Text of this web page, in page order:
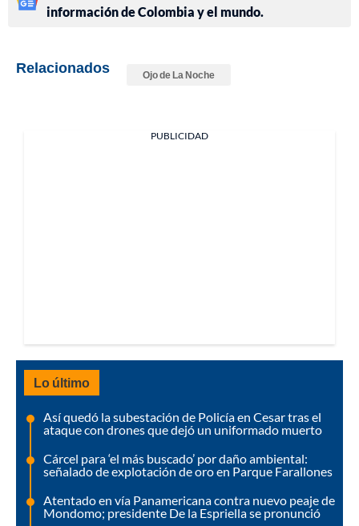
información de Colombia y el mundo.
Relacionados Ojo de La Noche
PUBLICIDAD
Lo último
Así quedó la subestación de Policía en Cesar tras el
ataque con drones que dejó un uniformado muerto
Cárcel para ‘el más buscado’ por daño ambiental:
señalado de explotación de oro en Parque Farallones
Atentado en vía Panamericana contra nuevo peaje de
Mondomo; presidente De la Espriella se pronunció